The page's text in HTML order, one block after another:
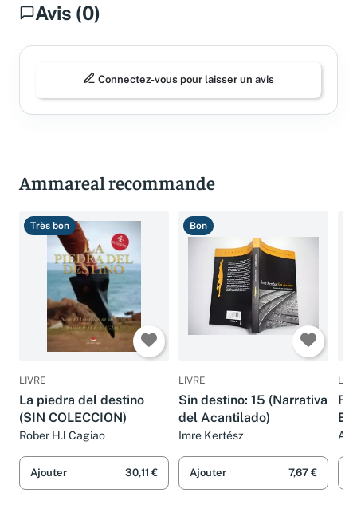
Avis (0)
Connectez-vous pour laisser un avis
Ammareal recommande
Très bon
LIVRE
La piedra del destino
(SIN COLECCION)
Rober H.l Cagiao
Ajouter 30,11 €
Bon
LIVRE
Sin destino: 15 (Narrativa
del Acantilado)
Imre Kertész
Ajouter 7,67 €